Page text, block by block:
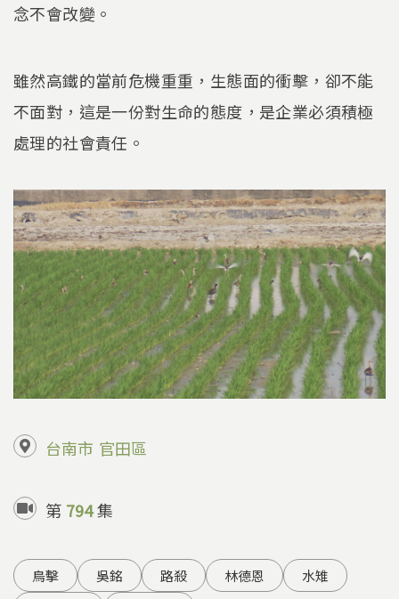
念不會改變。
雖然高鐵的當前危機重重，生態面的衝擊，卻不能
不面對，這是一份對生命的態度，是企業必須積極
處理的社會責任。
台南市 官田區
第 794集
鳥擊 吳銘 路殺 林德恩 水雉